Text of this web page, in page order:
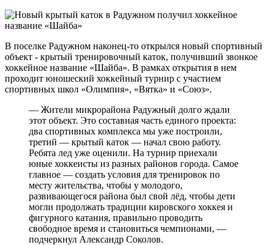
В поселке Радужном наконец-то открылся новый спортивный
объект - крытый тренировочный каток, получивший звонкое
хоккейное название «Шайба». В рамках открытия в нем
проходит юношеский хоккейный турнир с участием
спортивных школ «Олимпия», «Вятка» и «Союз».
— Жители микрорайона Радужный долго ждали
этот объект. Это составная часть единого проекта:
два спортивных комплекса мы уже построили,
третий — крытый каток — начал свою работу.
Ребята лед уже оценили. На турнир приехали
юные хоккеисты из разных районов города. Самое
главное — создать условия для тренировок по
месту жительства, чтобы у молодого,
развивающегося района был свой лёд, чтобы дети
могли продолжать традиции кировского хоккея и
фигурного катания, правильно проводить
свободное время и становиться чемпионами, —
подчеркнул Александр Соколов.